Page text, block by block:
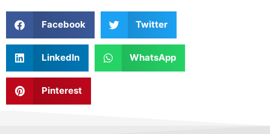
Facebook Twitter
LinkedIn WhatsApp
Pinterest